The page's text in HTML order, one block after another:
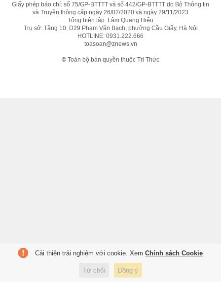
Giấy phép báo chí: số 75/GP-BTTTT và số 442/GP-BTTTT do Bộ Thông tin
và Truyền thông cấp ngày 26/02/2020 và ngày 29/11/2023
Tổng biên tập: Lâm Quang Hiếu
Trụ sở: Tầng 10, D29 Phạm Văn Bạch, phường Cầu Giấy, Hà Nội
HOTLINE: 0931.222.666
toasoan@znews.vn
© Toàn bộ bản quyền thuộc Tri Thức
Cải thiện trải nghiệm với cookie. Xem Chính sách Cookie
Từ chối Đồng ý